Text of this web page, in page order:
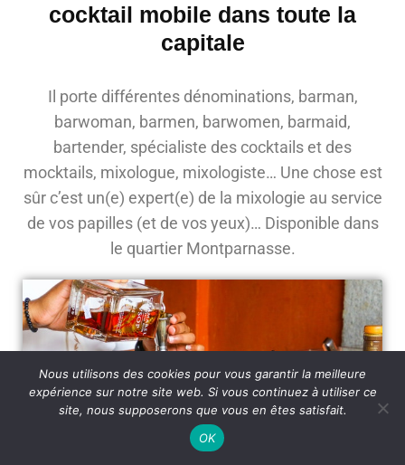
cocktail mobile dans toute la
capitale
Il porte différentes dénominations, barman,
barwoman, barmen, barwomen, barmaid,
bartender, spécialiste des cocktails et des
mocktails, mixologue, mixologiste… Une chose est
sûr c’est un(e) expert(e) de la mixologie au service
de vos papilles (et de vos yeux)… Disponible dans
le quartier Montparnasse.
Nous utilisons des cookies pour vous garantir la meilleure
expérience sur notre site web. Si vous continuez à utiliser ce
site, nous supposerons que vous en êtes satisfait.
OK